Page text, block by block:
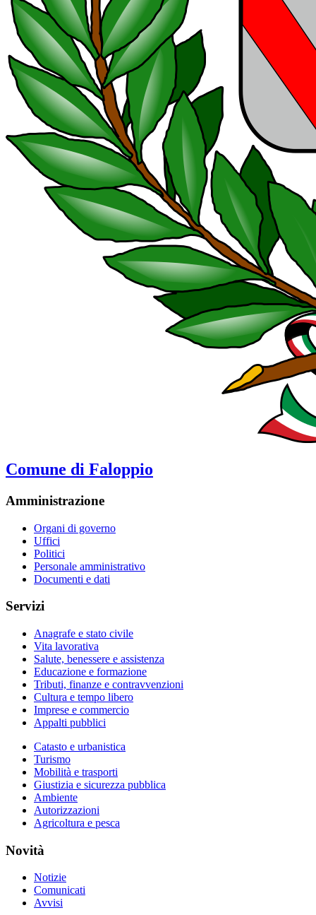
Comune di Faloppio
Amministrazione
Organi di governo
Uffici
Politici
Personale amministrativo
Documenti e dati
Servizi
Anagrafe e stato civile
Vita lavorativa
Salute, benessere e assistenza
Educazione e formazione
Tributi, finanze e contravvenzioni
Cultura e tempo libero
Imprese e commercio
Appalti pubblici
Catasto e urbanistica
Turismo
Mobilità e trasporti
Giustizia e sicurezza pubblica
Ambiente
Autorizzazioni
Agricoltura e pesca
Novità
Notizie
Comunicati
Avvisi